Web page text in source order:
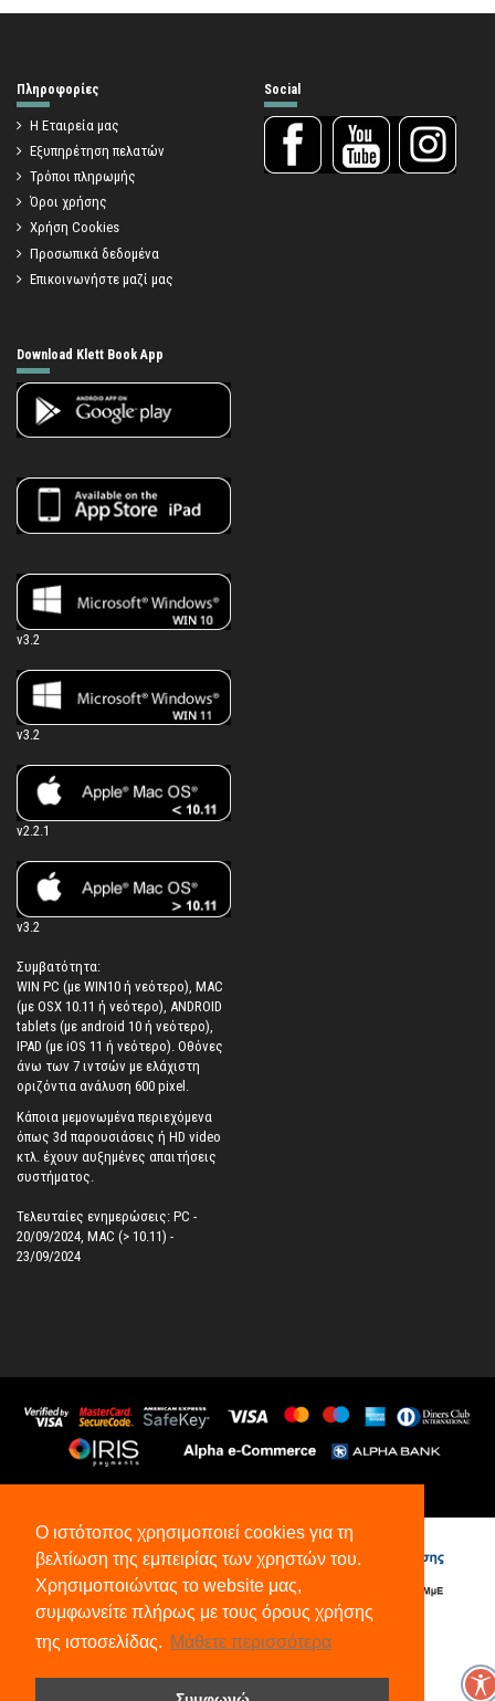
Ο ιστότοπος χρησιμοποιεί cookies για τη
βελτίωση της εμπειρίας των χρηστών του.
Χρησιμοποιώντας το website μας,
συμφωνείτε πλήρως με τους όρους χρήσης
της ιστοσελίδας. Μάθετε περισσότερα
Πληροφορίες
Η Εταιρεία μας
Εξυπηρέτηση πελατών
Τρόποι πληρωμής
Όροι χρήσης
Χρήση Cookies
Προσωπικά δεδομένα
Επικοινωνήστε μαζί μας
Social
Download Klett Book App
v3.2
v3.2
v2.2.1
v3.2
Συμβατότητα:
WIN PC (με WIN10 ή νεότερο), MAC
(με OSX 10.11 ή νεότερο), ANDROID
tablets (με android 10 ή νεότερο),
IPAD (με iOS 11 ή νεότερο). Oθόνες
άνω των 7 ιντσών με ελάχιστη
οριζόντια ανάλυση 600 pixel.
Κάποια μεμονωμένα περιεχόμενα
όπως 3d παρουσιάσεις ή HD video
κτλ. έχουν αυξημένες απαιτήσεις
συστήματος.
Τελευταίες ενημερώσεις: PC -
20/09/2024, MAC (> 10.11) -
23/09/2024